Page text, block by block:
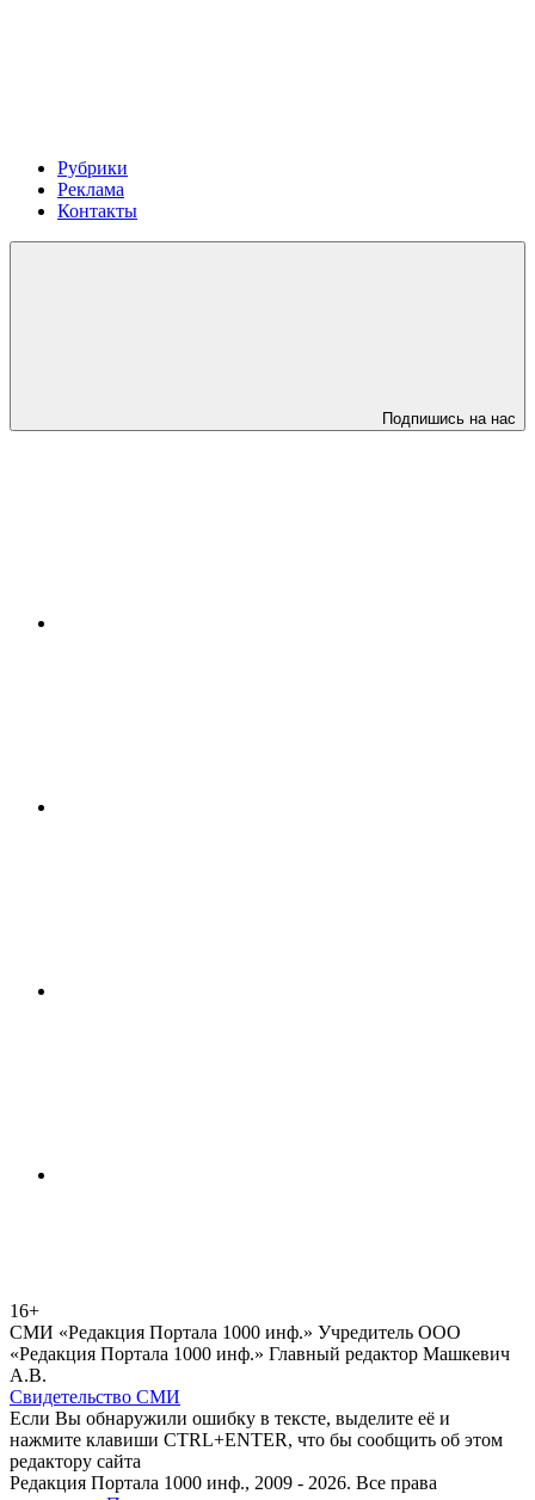
Рубрики
Реклама
Контакты
Подпишись на нас
16+
СМИ «Редакция Портала 1000 инф.» Учредитель ООО
«Редакция Портала 1000 инф.» Главный редактор Машкевич
А.В.
Свидетельство СМИ
Если Вы обнаружили ошибку в тексте, выделите её и
нажмите клавиши CTRL+ENTER, что бы сообщить об этом
редактору сайта
Редакция Портала 1000 инф., 2009 - 2026. Все права